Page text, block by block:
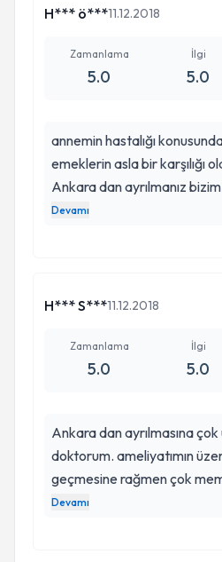
şifalar versin.
H*** ö***11.12.2018
Zamanlama
5.0
İlgi
5.0
annemin hastalığı konusunda
emeklerin asla bir karşılığı
Ankara dan ayrılmanız
oldu. Orada da mutlaka
saygıdeğer Kazım hocama
Devamı
H*** S***11.12.2018
Zamanlama
5.0
İlgi
5.0
Ankara dan ayrılmasına
doktorum. ameliyatımın
geçmesine rağmen çok memnunum. Bursa da
Allah görevinizi layıkıyla
inşallah hep kalbimizdesin.
Devamı